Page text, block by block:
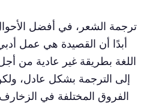
ترجمة الشعر، في أفضل
أبدًا أن القصيدة هي عمل
اللغة بطريقة غير عادية من
إلى الترجمة بشكل عادل،
الفروق المختلفة في